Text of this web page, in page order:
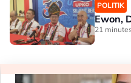
POLITIK
Ewon,
21